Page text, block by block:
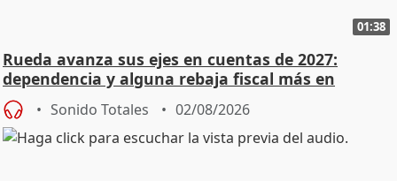
01:38
Rueda avanza sus ejes en cuentas de 2027:
dependencia y alguna rebaja fiscal más en
vivienda
Sonido Totales 02/08/2026